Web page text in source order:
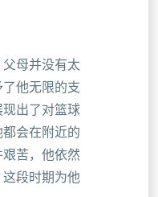
母并没有太
他无限的支
出了对篮球
会在附近的
苦，他依然
段时期为他